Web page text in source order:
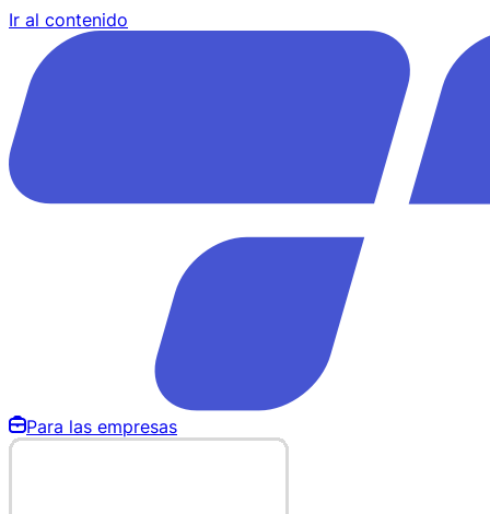
Ir al contenido
Para las empresas